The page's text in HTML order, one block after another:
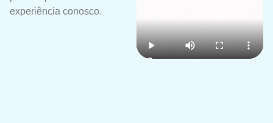
experiência conosco.